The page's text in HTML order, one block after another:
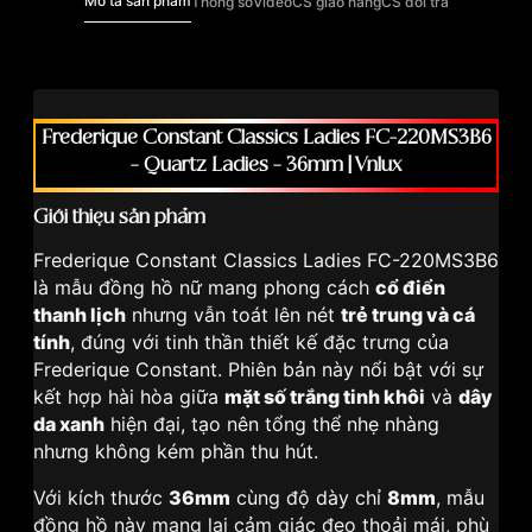
Frederique Constant Classics Ladies FC-220MS3B6
– Quartz Ladies – 36mm | Vnlux
Giới thiệu sản phẩm
Frederique Constant Classics Ladies FC-220MS3B6
là mẫu đồng hồ nữ mang phong cách cổ điển
thanh lịch nhưng vẫn toát lên nét trẻ trung và cá
tính, đúng với tinh thần thiết kế đặc trưng của
Frederique Constant. Phiên bản này nổi bật với sự
kết hợp hài hòa giữa mặt số trắng tinh khôi và dây
da xanh hiện đại, tạo nên tổng thể nhẹ nhàng
nhưng không kém phần thu hút.
Với kích thước 36mm cùng độ dày chỉ 8mm, mẫu
đồng hồ này mang lại cảm giác đeo thoải mái, phù